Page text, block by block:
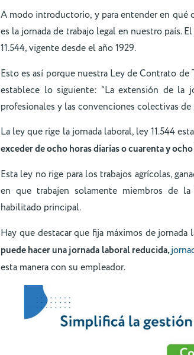
A modo introductorio, y para entender en qué
es la jornada de trabajo legal en nuestro país.
11.544, vigente desde el año 1929.
Esto es así porque nuestra Ley de Contrato de
establece lo siguiente: “La extensión de la
profesionales y las convenciones colectivas de
La ley que rige la jornada laboral, ley 11.544
exceder de ocho horas diarias o cuarenta y
Esta ley no rige para los trabajos agrícolas,
en que trabajen solamente miembros de
habilitado principal.
Hay que destacar que fija máximos de
puede hacer una jornada laboral reducida,
esta manera con su empleador.